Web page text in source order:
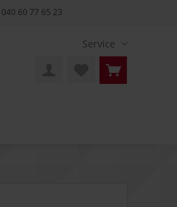
040 60 77 65 23
Service